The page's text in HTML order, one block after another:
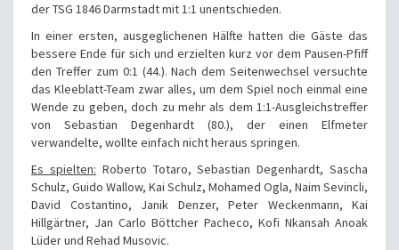
der TSG 1846 Darmstadt mit 1:1 unentschieden.
In einer ersten, ausgeglichenen Hälfte hatten die Gäste das
bessere Ende für sich und erzielten kurz vor dem Pausen-Pfiff
den Treffer zum 0:1 (44.). Nach dem Seitenwechsel versuchte
das Kleeblatt-Team zwar alles, um dem Spiel noch einmal eine
Wende zu geben, doch zu mehr als dem 1:1-Ausgleichstreffer
von Sebastian Degenhardt (80.), der einen Elfmeter
verwandelte, wollte einfach nicht heraus springen.
Es spielten: Roberto Totaro, Sebastian Degenhardt, Sascha
Schulz, Guido Wallow, Kai Schulz, Mohamed Ogla, Naim Sevincli,
David Costantino, Janik Denzer, Peter Weckenmann, Kai
Hillgärtner, Jan Carlo Böttcher Pacheco, Kofi Nkansah Anoak
Lüder und Rehad Musovic.